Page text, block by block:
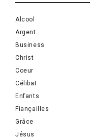
Alcool
Argent
Business
Christ
Coeur
Célibat
Enfants
Fiançailles
Grâce
Jésus